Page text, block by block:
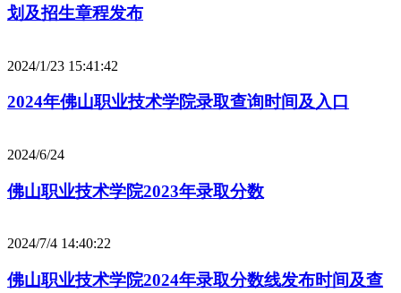
划及招生章程发布
2024/1/23 15:41:42
2024年佛山职业技术学院录取查询时间及入口
2024/6/24
佛山职业技术学院2023年录取分数
2024/7/4 14:40:22
佛山职业技术学院2024年录取分数线发布时间及查